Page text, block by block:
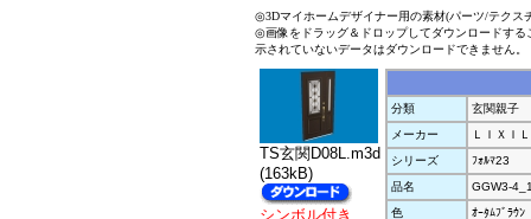
◎3Dマイホームデザイナー用の素材(パーツ/テクス
◎画像をドラッグ＆ドロップしてダウンロードす
示されていないデータはダウンロードできません。
TS玄関D08L.m3d
(163kB)
シンボル付き
分類
玄関親子
メーカー
ＬＩＸＩＬ
シリーズ
ﾌｫﾙﾏ23
品名
GGW3-
色
ｵｰﾀﾑﾌﾞﾗｳﾝ